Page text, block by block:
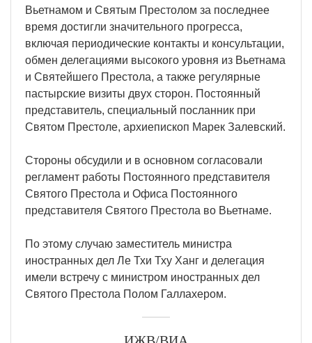
Вьетнамом и Святым Престолом за последнее
время достигли значительного прогресса,
включая периодические контакты и консультации,
обмен делегациями высокого уровня из Вьетнама
и Святейшего Престола, а также регулярные
пастырские визиты двух сторон. Постоянный
представитель, специальный посланник при
Святом Престоле, архиепископ Марек Залевский.
Стороны обсудили и в основном согласовали
регламент работы Постоянного представителя
Святого Престола и Офиса Постоянного
представителя Святого Престола во Вьетнаме.
По этому случаю заместитель министра
иностранных дел Ле Тхи Тху Ханг и делегация
имели встречу с министром иностранных дел
Святого Престола Полом Галлахером.